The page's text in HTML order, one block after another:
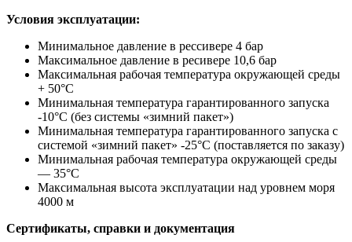
Условия эксплуатации:
Минимальное давление в рессивере 4 бар
Максимальное давление в ресивере 10,6 бар
Максимальная рабочая температура окружающей среды
+ 50°C
Минимальная температура гарантированного запуска
-10°C (без системы «зимний пакет»)
Минимальная температура гарантированного запуска с
системой «зимний пакет» -25°C (поставляется по заказу)
Минимальная рабочая температура окружающей среды
— 35°C
Максимальная высота эксплуатации над уровнем моря
4000 м
Сертификаты, справки и документация